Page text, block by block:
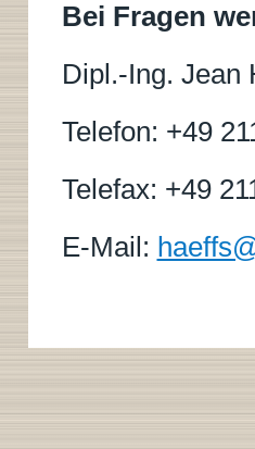
Bei Fragen
Dipl.-Ing. Jean
Telefon: +49
Telefax: +49
E-Mail: